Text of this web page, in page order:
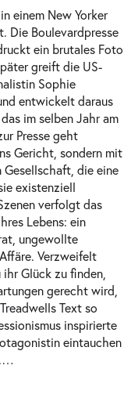
Tickets
Tickets
Tickets
einem New Yorker
Die Boulevardpresse
ein brutales Foto
greift die US-
Sophie
entwickelt daraus
im selben Jahr am
Presse geht
Gericht, sondern mit
die eine
existenziell
verfolgt das
Lebens: ein
ungewollte
Verzweifelt
Glück zu finden,
gerecht wird,
Text so
inspirierte
eintauchen
…